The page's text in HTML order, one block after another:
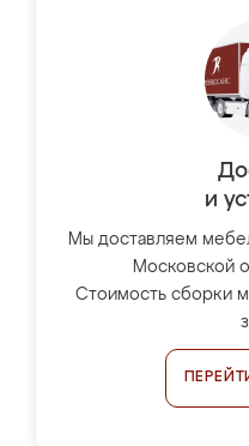
и
Мы доставляем
Московской
Стоимость сборки